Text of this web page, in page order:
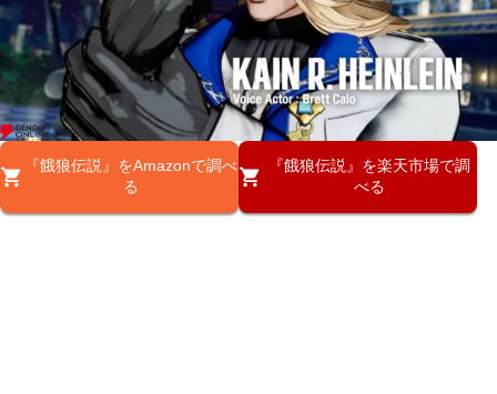
『餓狼伝説』をAmazonで調べ
る
『餓狼伝説』を楽天市場で調
べる